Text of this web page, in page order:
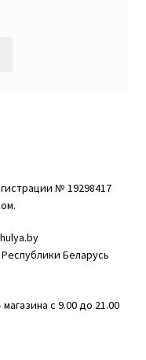
№ 19298417
Беларусь
с 9.00 до 21.00